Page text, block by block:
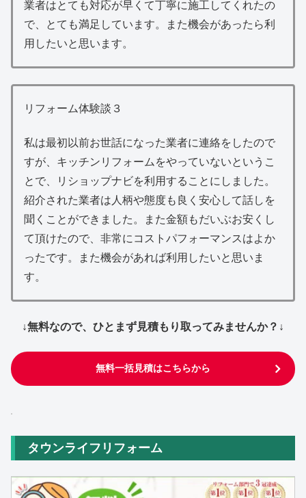
業者はとても対応が早くて丁寧に施工してくれたの
で、とても満足しています。また機会があったら利
用したいと思います。
リフォーム体験談３
私は最初以前お世話になった業者に連絡をしたので
すが、キッチンリフォームをやっていないというこ
とで、リショップナビを利用することにしました。
紹介された業者は人柄や態度も良く安心して話しを
聞くことができました。また金額もだいぶお安くし
て頂けたので、非常にコストパフォーマンスはよか
ったです。また機会があれば利用したいと思いま
す。
↓無料なので、ひとまず見積もり取ってみませんか？↓
無料一括見積はこちらから
タウンライフリフォーム